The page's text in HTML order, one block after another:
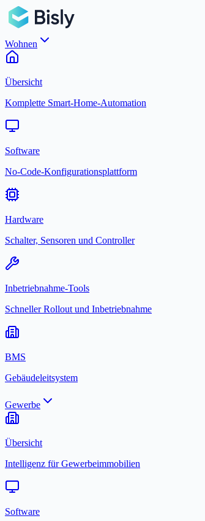
Wohnen
Übersicht
Komplette Smart-Home-Automation
Software
No-Code-Konfigurationsplattform
Hardware
Schalter, Sensoren und Controller
Inbetriebnahme-Tools
Schneller Rollout und Inbetriebnahme
BMS
Gebäudeleitsystem
Gewerbe
Übersicht
Intelligenz für Gewerbeimmobilien
Software